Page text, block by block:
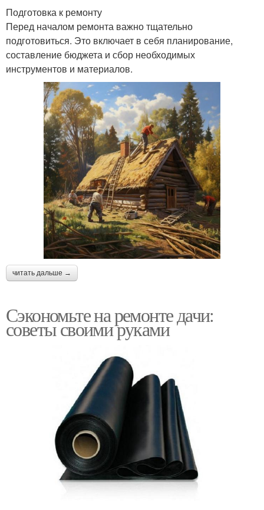
Подготовка к ремонту
Перед началом ремонта важно тщательно
подготовиться. Это включает в себя планирование,
составление бюджета и сбор необходимых
инструментов и материалов.
читать дальше →
Сэкономьте на ремонте дачи:
советы своими руками